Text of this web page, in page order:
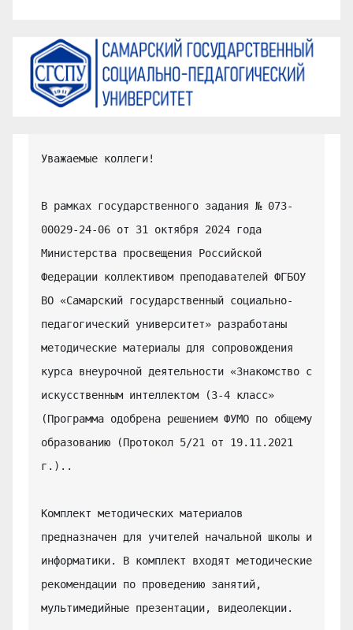
Уважаемые коллеги!
В рамках государственного задания № 073-
00029-24-06 от 31 октября 2024 года
Министерства просвещения Российской
Федерации коллективом преподавателей ФГБОУ
ВО «Самарский государственный социально-
педагогический университет» разработаны
методические материалы для сопровождения
курса внеурочной деятельности «Знакомство с
искусственным интеллектом (3-4 класс»
(Программа одобрена решением ФУМО по общему
образованию (Протокол 5/21 от 19.11.2021
г.)..
Комплект методических материалов
предназначен для учителей начальной школы и
информатики. В комплект входят методические
рекомендации по проведению занятий,
мультимедийные презентации, видеолекции.